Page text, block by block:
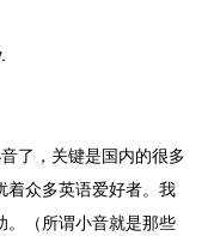
了，关键是国内的很多
着众多英语爱好者。我
。（所谓小音就是那些